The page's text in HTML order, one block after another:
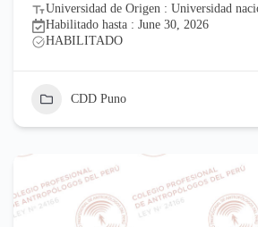
Universidad de Origen : Universidad
Habilitado hasta : June 30, 2026
HABILITADO
CDD Puno